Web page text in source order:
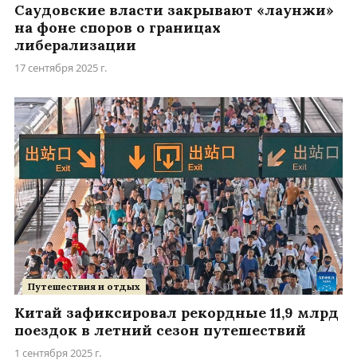
Саудовские власти закрывают «лаунжи»
на фоне споров о границах
либерализации
17 сентября 2025 г.
Путешествия и отдых
Китай зафиксировал рекордные 11,9 млрд
поездок в летний сезон путешествий
1 сентября 2025 г.